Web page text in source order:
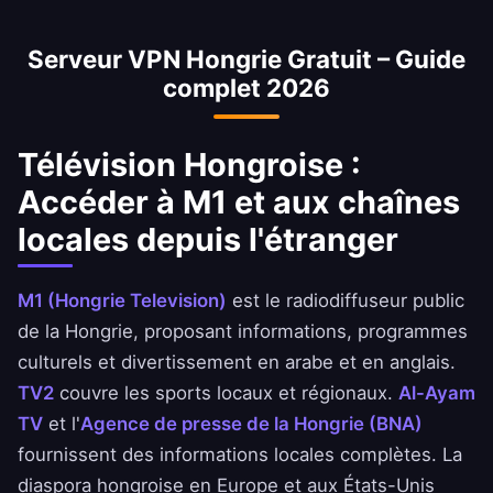
aux applications de la Banque Nationale de
Hongrie, d'Ahli United Bank et de BBK.
Serveur VPN Hongrie Gratuit – Guide
complet 2026
Télévision Hongroise :
Accéder à M1 et aux chaînes
locales depuis l'étranger
M1 (Hongrie Television) est le radiodiffuseur public
de la Hongrie, proposant informations, programmes
culturels et divertissement en arabe et en anglais.
TV2 couvre les sports locaux et régionaux. Al-Ayam
TV et l'Agence de presse de la Hongrie (BNA)
fournissent des informations locales complètes. La
diaspora hongroise en Europe et aux États-Unis